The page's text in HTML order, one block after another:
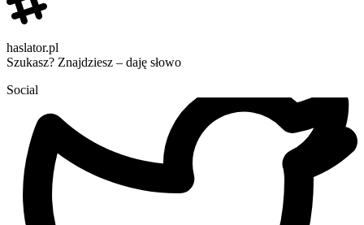
haslator.pl
Szukasz? Znajdziesz – daję słowo
Social